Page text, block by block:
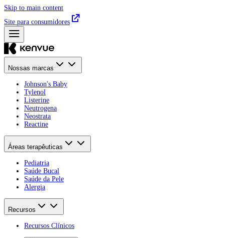
Skip to main content
Site para consumidores
Nossas marcas
Johnson's Baby
Tylenol
Listerine
Neutrogena
Neostrata
Reactine
Áreas terapêuticas
Pediatria
Saúde Bucal​
Saúde da Pele​
Alergia
Recursos
Recursos Clínicos